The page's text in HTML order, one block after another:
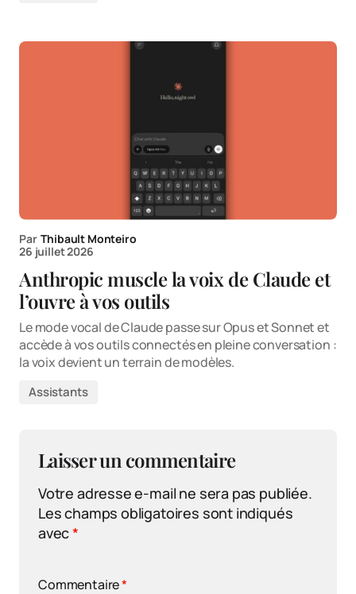
Par Thibault Monteiro
26 juillet 2026
Anthropic muscle la voix de Claude et
l’ouvre à vos outils
Le mode vocal de Claude passe sur Opus et Sonnet et
accède à vos outils connectés en pleine conversation :
la voix devient un terrain de modèles.
Assistants
Laisser un commentaire
Votre adresse e-mail ne sera pas publiée.
Les champs obligatoires sont indiqués
avec*
Commentaire*